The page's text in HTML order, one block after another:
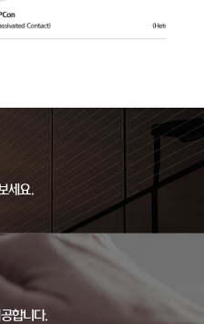
세요.
합니다.